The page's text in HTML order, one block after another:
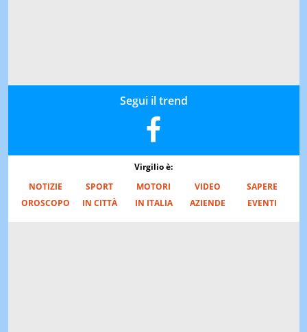
Segui il trend
Virgilio è:
NOTIZIE
SPORT MOTORI VIDEO
SAPERE
OROSCOPO
IN CITTÀ IN ITALIA AZIENDE EVENTI